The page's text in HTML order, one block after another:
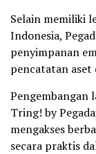
Selain memiliki
Indonesia,
penyimpanan
pencatatan aset
Pengembangan
Tring! by
mengakses
secara praktis